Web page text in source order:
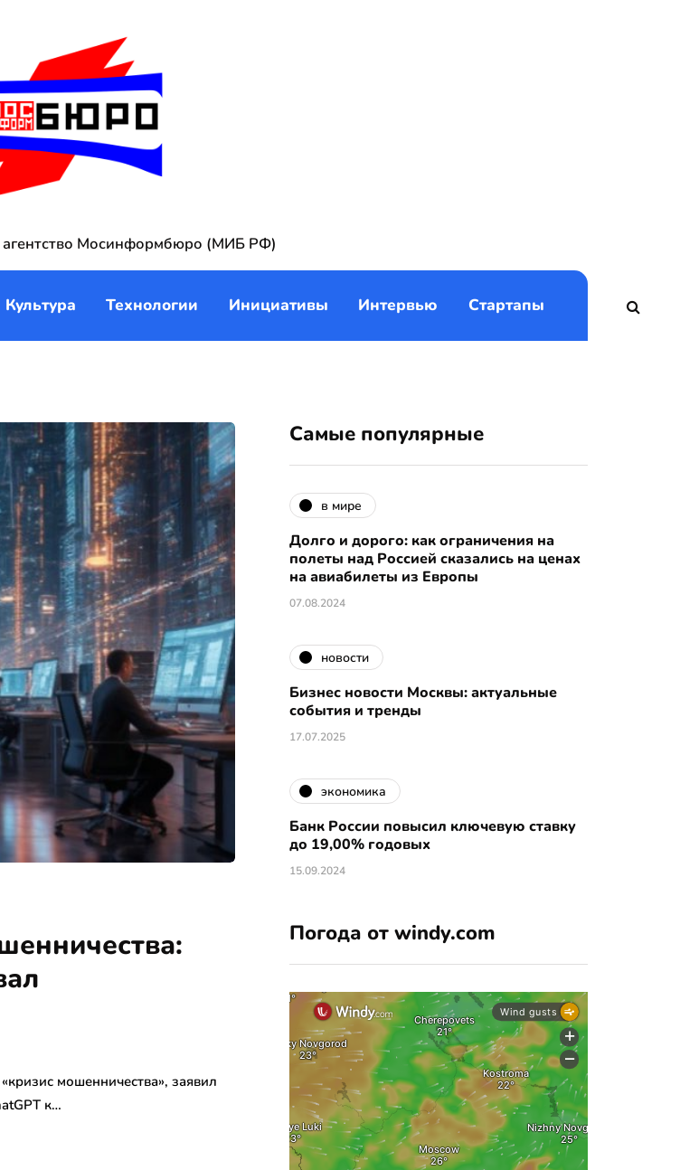
Мосинформбюро (МИБ РФ)
Культура Технологии Инициативы Интервью Стартапы
мошенничества», заявил
к…
Самые популярные
в мире
Долго и дорого: как ограничения на
полеты над Россией сказались на ценах
на авиабилеты из Европы
07.08.2024
новости
Бизнес новости Москвы: актуальные
события и тренды
17.07.2025
экономика
Банк России повысил ключевую ставку
до 19,00% годовых
15.09.2024
Погода от windy.com